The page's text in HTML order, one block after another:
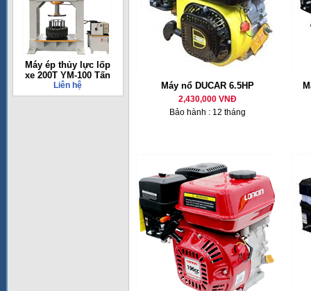
Máy ép thủy lực lốp
xe 200T YM-100 Tấn
Liên hệ Máy nổ DUCAR 6.5HP
2,430,000 VNĐ
Bảo hành : 12 tháng